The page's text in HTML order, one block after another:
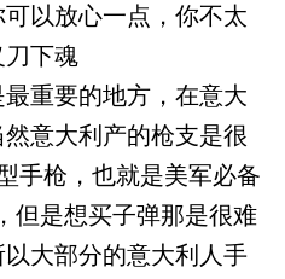
以放心一点，你不太
下魂
重要的地方，在意大
意大利产的枪支是很
手枪，也就是美军必备
但是想买子弹那是很难
大部分的意大利人手